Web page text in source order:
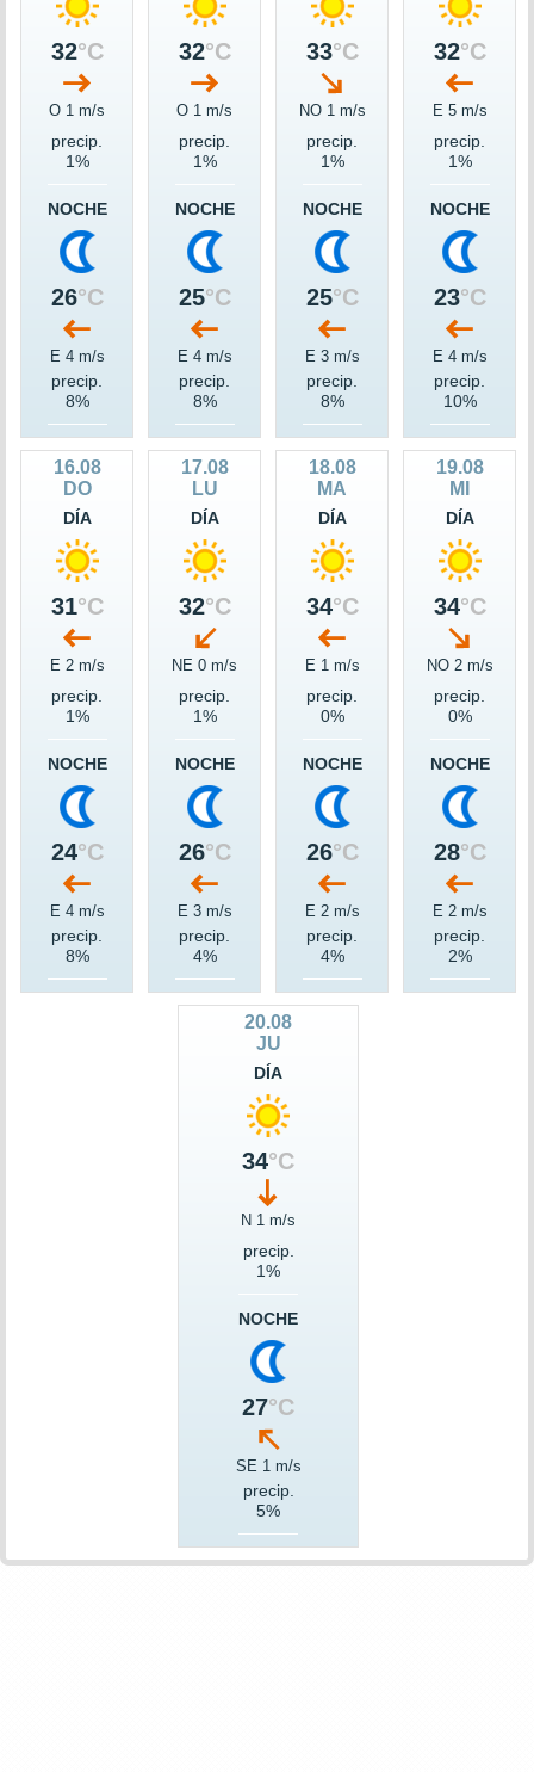
32°C
O 1 m/s
precip.
1%
NOCHE
26°C
E 4 m/s
precip.
8%
32°C
O 1 m/s
precip.
1%
NOCHE
25°C
E 4 m/s
precip.
8%
33°C
NO 1 m/s
precip.
1%
NOCHE
25°C
E 3 m/s
precip.
8%
32°C
E 5 m/s
precip.
1%
NOCHE
23°C
E 4 m/s
precip.
10%
16.08
DO
DÍA
31°C
E 2 m/s
precip.
1%
NOCHE
24°C
E 4 m/s
precip.
8%
17.08
LU
DÍA
32°C
NE 0 m/s
precip.
1%
NOCHE
26°C
E 3 m/s
precip.
4%
18.08
MA
DÍA
34°C
E 1 m/s
precip.
0%
NOCHE
26°C
E 2 m/s
precip.
4%
19.08
MI
DÍA
34°C
NO 2 m/s
precip.
0%
NOCHE
28°C
E 2 m/s
precip.
2%
20.08
JU
DÍA
34°C
N 1 m/s
precip.
1%
NOCHE
27°C
SE 1 m/s
precip.
5%